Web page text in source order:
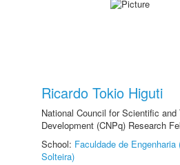
Ricardo Tokio Higuti
National Council for Scientific and
Development (CNPq) Research
School: Faculdade de
Solteira)